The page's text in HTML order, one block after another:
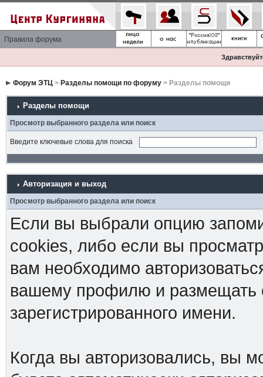
Правила форума
Форум ЭТЦ> Разделы помощи по форуму> Разделы помощи
Разделы помощи
Просмотр выбранного раздела или поиск
Введите ключевые слова для поиска
Авторизация и выход
Просмотр выбранного раздела или поиск
Если вы выбрали опцию
cookies, либо если вы
вам необходимо
вашему профилю и размещать
зарегистрированного имени.
Когда вы авторизовались, вы